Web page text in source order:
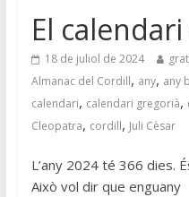
El
18 de juliol de 2024
Almanac del Cordill, any, any
calendari, calendari gregorià,
Cleopatra, cordill, Juli Cèsar
L’any 2024 té 366 dies.
Això vol dir que enguany